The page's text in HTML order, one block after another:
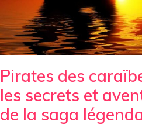
Pirates des
les secrets et
de la saga